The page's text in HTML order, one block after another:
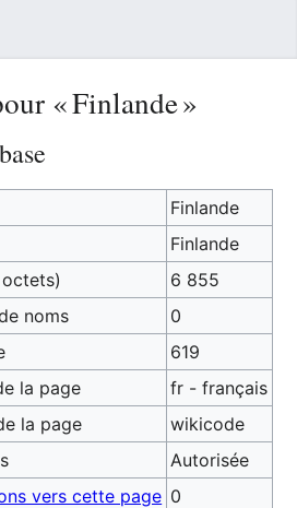
« Finlande »
Finlande
Finlande
6 855
noms
0
619
la page
fr - français
la page
wikicode
Autorisée
vers cette page 0